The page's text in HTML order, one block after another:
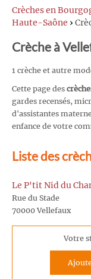
Crèches en
Haute-Saône ›
Crèche à
1 crèche et autre
Cette page des
gardes recensés,
d'assistantes
enfance de votre
Liste des
Le P'tit Nid du
Rue du Stade
70000 Vellefaux
Votre